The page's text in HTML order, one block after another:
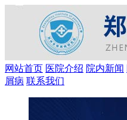
网站首页 医院介绍 院内新闻
屑病 联系我们